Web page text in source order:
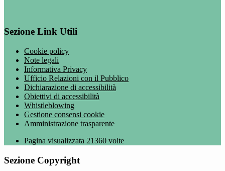
Sezione Link Utili
Cookie policy
Note legali
Informativa Privacy
Ufficio Relazioni con il Pubblico
Dichiarazione di accessibilità
Obiettivi di accessibilità
Whistleblowing
Gestione consensi cookie
Amministrazione trasparente
Pagina visualizzata 21360 volte
Sezione Copyright